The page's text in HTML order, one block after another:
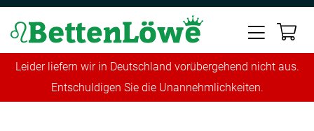
Leider liefern wir in Deutschland vorübergehend nicht aus.
Entschuldigen Sie die Unannehmlichkeiten.